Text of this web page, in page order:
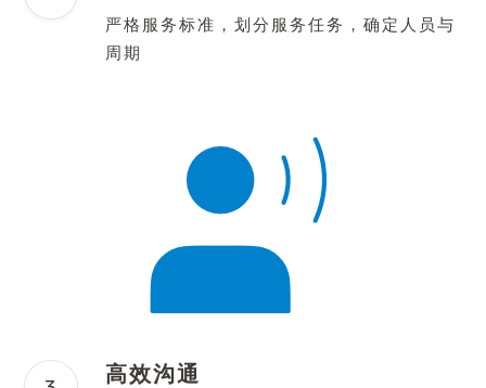
严格服务标准，划分服务任务，确定人员与
周期
高效沟通